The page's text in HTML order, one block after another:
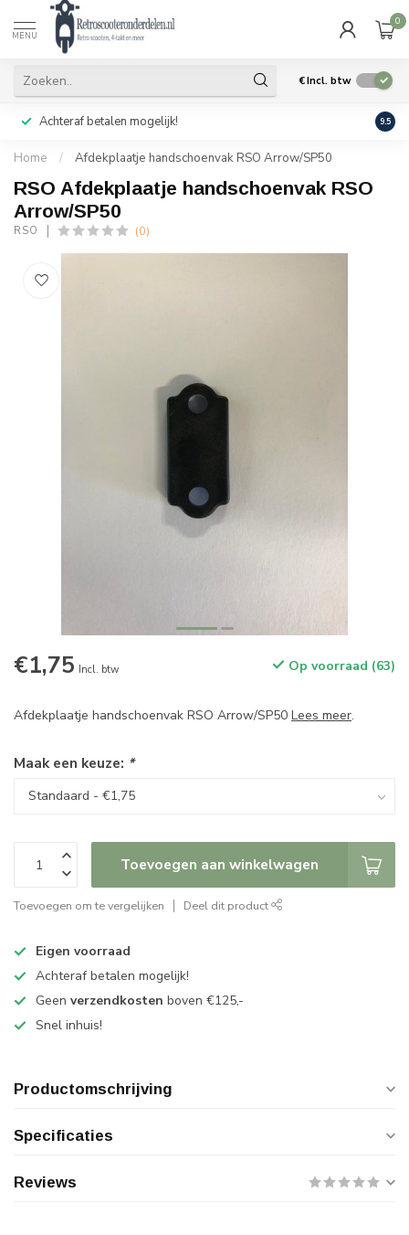
MENU
0
€Incl. btw
Achteraf betalen mogelijk! Geen
9.5
Home / Afdekplaatje handschoenvak RSO Arrow/SP50
RSO Afdekplaatje handschoenvak RSO
Arrow/SP50
RSO (0)
€1,75 Incl. btw Op voorraad (63)
Afdekplaatje handschoenvak RSO Arrow/SP50 Lees meer.
Maak een keuze: *
Toevoegen aan winkelwagen
Toevoegen om te vergelijken Deel dit product
Eigen voorraad
Achteraf betalen mogelijk!
Geen verzendkosten boven €125,-
Snel inhuis!
Productomschrijving
Specificaties
Reviews